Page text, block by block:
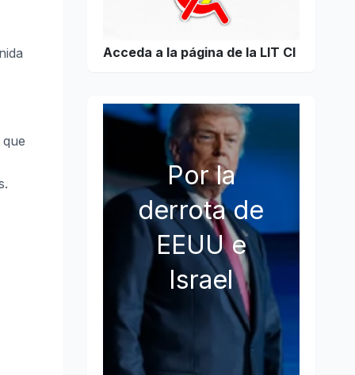
Acceda a la página de la LIT CI
Por la
derrota de
EEUU e
Israel